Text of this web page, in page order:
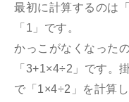
最初に計算するのは
「1」です。
かっこがなくなった
「3+1×4÷2」です。
で「1×4÷2」を計算